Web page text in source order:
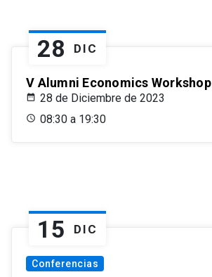
28 DIC
V Alumni Economics Workshop
28 de Diciembre de 2023
08:30 a 19:30
15 DIC
Conferencias